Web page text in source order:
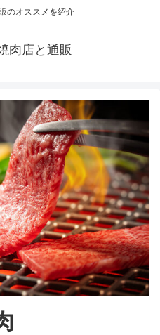
のオススメを紹介
肉店と通販